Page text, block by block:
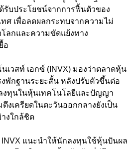
รับประโยชน์จากการฟื้นตัวของ
ทศ เพื่อลดผลกระทบจากความไม่
ลกและความขัดแย้งทาง
อ
เวสท์ เอกซ์ (INVX) มองว่าตลาดหุ้น
พักฐานระยะสั้น หลังปรับตัวขึ้นต่อ
งทุนในหุ้นเทคโนโลยีและปัญญา
งเครียดในตะวันออกกลางยังเป็น
งใกล้ชิด
INVX แนะนำให้นักลงทุนใช้หุ้นปันผล